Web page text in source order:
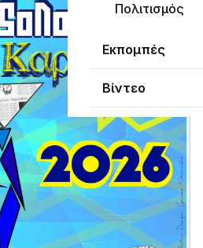
Πολιτισμός
Εκπομπές
Βίντεο